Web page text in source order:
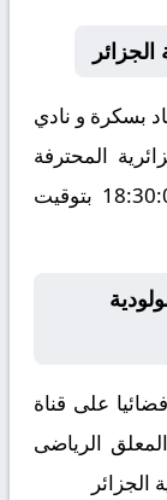
نادى اتحاد بسكرة و نادي
المحترفة
الأولى لكرة القدم فى تمام الساعه 18:30:00 بتوقيت
على قناة
الرياضى
الجزائر